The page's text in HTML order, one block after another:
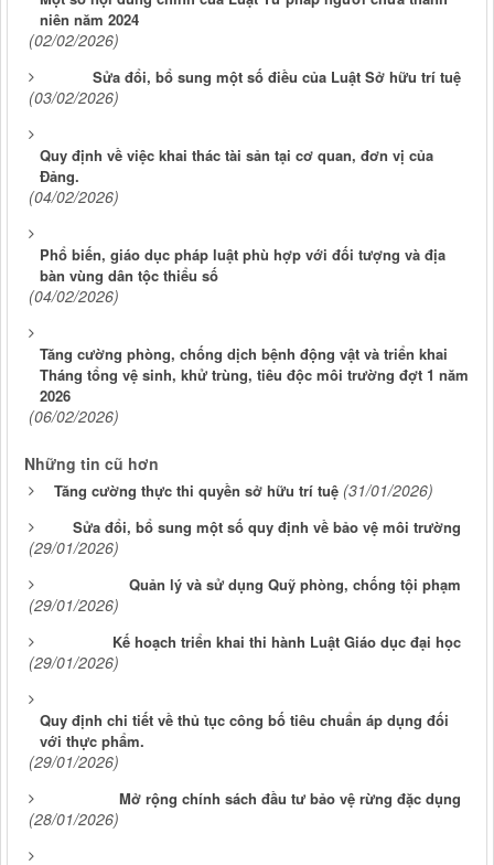
niên năm 2024
(02/02/2026)
Sửa đổi, bổ sung một số điều của Luật Sở hữu trí tuệ
(03/02/2026)
Quy định về việc khai thác tài sản tại cơ quan, đơn vị của
Đảng.
(04/02/2026)
Phổ biến, giáo dục pháp luật phù hợp với đối tượng và địa
bàn vùng dân tộc thiểu số
(04/02/2026)
Tăng cường phòng, chống dịch bệnh động vật và triển khai
Tháng tổng vệ sinh, khử trùng, tiêu độc môi trường đợt 1 năm
2026
(06/02/2026)
Những tin cũ hơn
Tăng cường thực thi quyền sở hữu trí tuệ (31/01/2026)
Sửa đổi, bổ sung một số quy định về bảo vệ môi trường
(29/01/2026)
Quản lý và sử dụng Quỹ phòng, chống tội phạm
(29/01/2026)
Kế hoạch triển khai thi hành Luật Giáo dục đại học
(29/01/2026)
Quy định chi tiết về thủ tục công bố tiêu chuẩn áp dụng đối
với thực phẩm.
(29/01/2026)
Mở rộng chính sách đầu tư bảo vệ rừng đặc dụng
(28/01/2026)